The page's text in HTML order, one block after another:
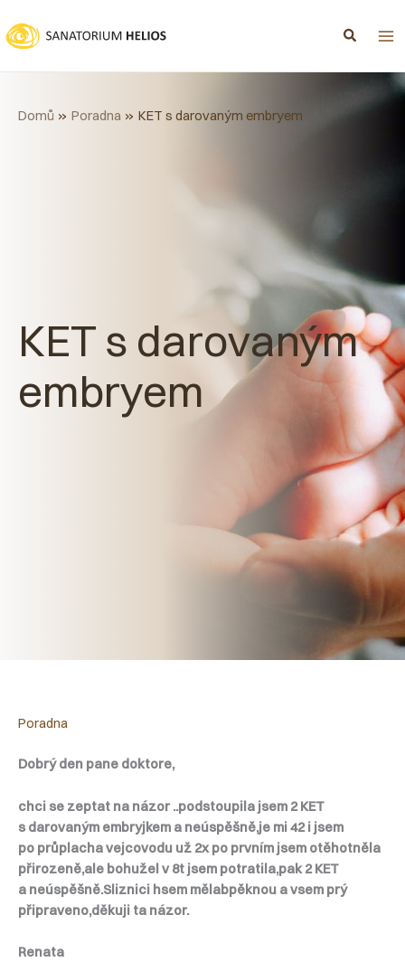
na
obsah
KET s darovaným
embryem
Domů Poradna KET s darovaným embryem
Poradna
Dobrý den pane doktore,
chci se zeptat na názor ..podstoupila jsem 2 KET
s darovaným embryjkem a neúspěšně,je mi 42 i jsem
po průplacha vejcovodu už 2x po prvním jsem otěhotněla
přirozeně,ale bohužel v 8t jsem potratila,pak 2 KET
a neúspěšně.Sliznici hsem mělabpěknou a vsem prý
připraveno,děkuji ta názor.
Renata